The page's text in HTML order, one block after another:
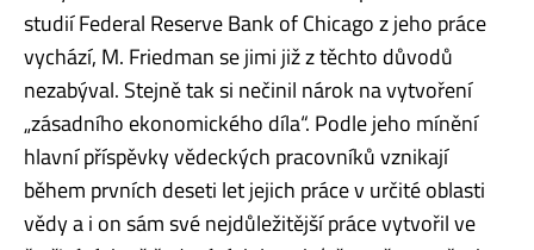
studií Federal Reserve Bank of Chicago z jeho práce
vychází, M. Friedman se jimi již z těchto důvodů
nezabýval. Stejně tak si nečinil nárok na vytvoření
„zásadního ekonomického díla“. Podle jeho mínění
hlavní příspěvky vědeckých pracovníků vznikají
během prvních deseti let jejich práce v určité oblasti
vědy a i on sám své nejdůležitější práce vytvořil ve